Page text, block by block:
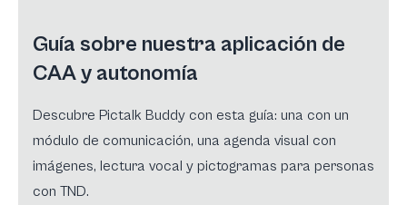
Guía sobre nuestra aplicación de
CAA y autonomía
Descubre Pictalk Buddy con esta guía: una con un
módulo de comunicación, una agenda visual con
imágenes, lectura vocal y pictogramas para personas
con TND.